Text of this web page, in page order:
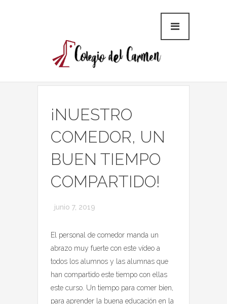
¡NUESTRO
COMEDOR, UN
BUEN TIEMPO
COMPARTIDO!
junio 7, 2019
El personal de comedor manda un
abrazo muy fuerte con este vídeo a
todos los alumnos y las alumnas que
han compartido este tiempo con ellas
este curso. Un tiempo para comer bien,
para aprender la buena educación en la